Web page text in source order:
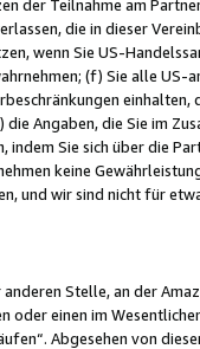
der Teilnahme am
die in dieser
wenn Sie US-
(f) Sie alle
die Angaben, die Sie im
indem Sie sich über die
keine
und wir sind nicht für
anderen Stelle, an der
einen im
Abgesehen von